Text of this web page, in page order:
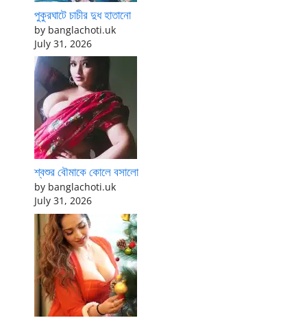
পুকুরঘাটে চাচীর দুধ হাতানো
by banglachoti.uk
July 31, 2026
শ্বশুর বৌমাকে কোলে বসালো
by banglachoti.uk
July 31, 2026